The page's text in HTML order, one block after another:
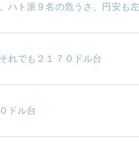
ハト派９名の危うさ、円安も
れでも２１７０ドル台
ドル台